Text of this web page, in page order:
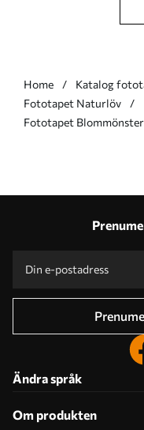
Home Katalog
Fototapet Naturlöv
Fototapet Blommönster på en bakgrund av ränder Nr.
Ändra språk
Om produkten